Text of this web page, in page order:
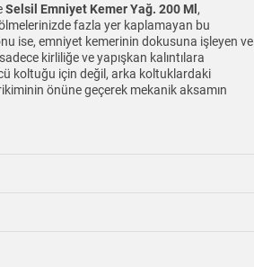
Selsil Emniyet Kemer Yağ. 200 Ml ,
fazla yer kaplamayan bu
ise, emniyet kemerinin dokusuna işleyen ve
kirliliğe ve yapışkan kalıntılara
koltuğu için değil, arka koltuklardaki
önüne geçerek mekanik aksamın